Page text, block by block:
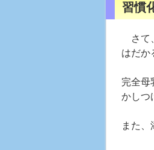
習慣
さて
はだか
完全母
かしつ
また、